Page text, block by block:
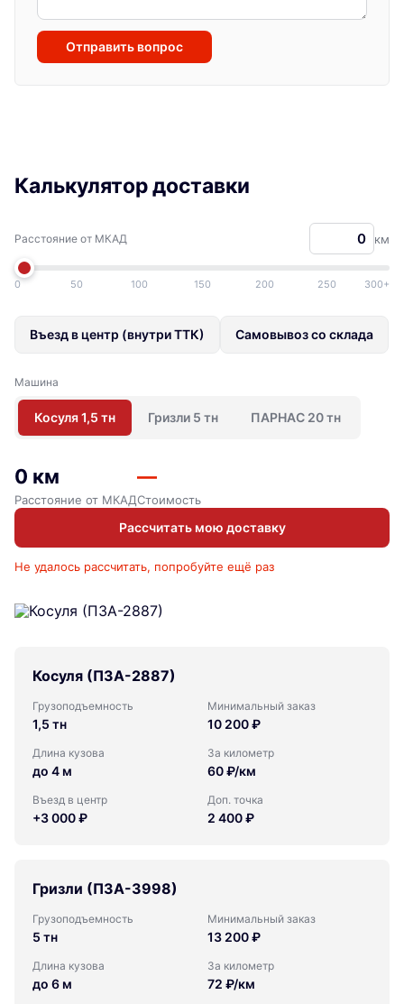
Отправить вопрос
Калькулятор доставки
Расстояние от МКАД км
0 50 100 150 200 250 300+
Въезд в центр (внутри ТТК) Самовывоз со склада
Машина
Косуля 1,5 тн Гризли 5 тн ПАРНАС 20 тн
0 км
Расстояние от МКАД
—
Стоимость
Рассчитать мою доставку
Не удалось рассчитать, попробуйте ещё раз
Косуля (ПЗА-2887)
Грузоподъемность
1,5 тн
Минимальный заказ
10 200 ₽
Длина кузова
до 4 м
За километр
60 ₽/км
Въезд в центр
+3 000 ₽
Доп. точка
2 400 ₽
Гризли (ПЗА-3998)
Грузоподъемность
5 тн
Минимальный заказ
13 200 ₽
Длина кузова
до 6 м
За километр
72 ₽/км